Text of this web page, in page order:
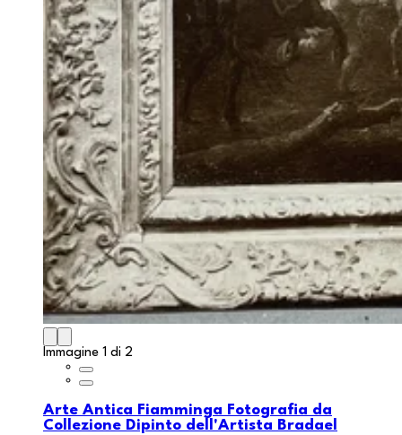
Immagine 1 di 2
Arte Antica Fiamminga Fotografia da
Collezione Dipinto dell'Artista Bradael